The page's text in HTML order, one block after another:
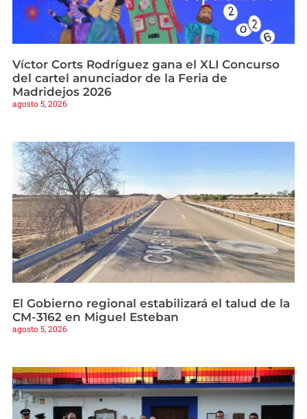
Víctor Corts Rodríguez gana el XLI Concurso
del cartel anunciador de la Feria de
Madridejos 2026
agosto 5, 2026
El Gobierno regional estabilizará el talud de la
CM-3162 en Miguel Esteban
agosto 5, 2026